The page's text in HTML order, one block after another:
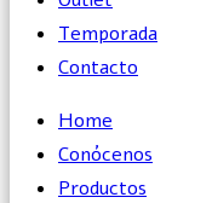
Temporada
Contacto
Home
Conócenos
Productos